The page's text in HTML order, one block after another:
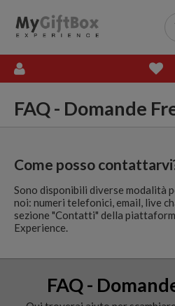
Esperienze Gourmet
Everything
FAQ - Domande
Come posso
Sono disponibili diverse modalità
noi: numeri telefonici, email, live
sezione "Contatti" della
Experience.
FAQ -